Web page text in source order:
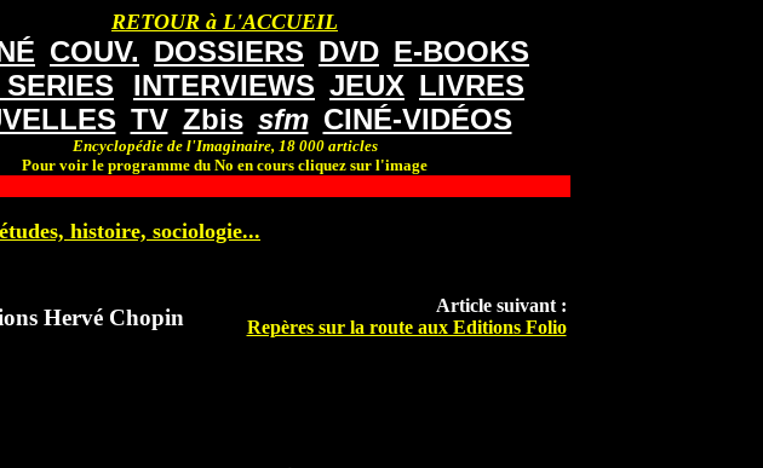
RETOUR à L'ACCUEIL
COUV. DOSSIERS DVD E-BOOKS
INTERVIEWS JEUX LIVRES
TV Zbis sfm CINÉ-VIDÉOS
Encyclopédie de l'Imaginaire, 18 000 articles
Pour voir le programme du No en cours cliquez sur l'image
histoire, sociologie...
Hervé Chopin
Article suivant :
Repères sur la route aux Editions Folio